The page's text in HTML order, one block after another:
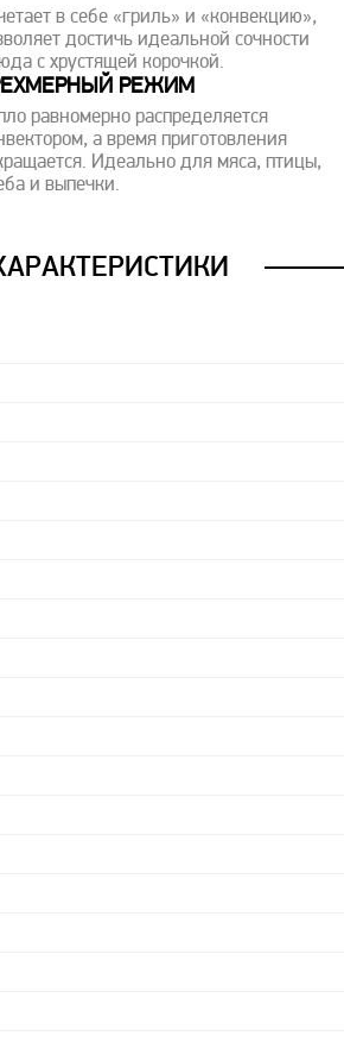
в себе «гриль» и «конвекцию»,
достичь идеальной сочности
с хрустящей корочкой.
РЕЖИМ
равномерно распределяется
а время приготовления
Идеально для мяса, птицы,
и выпечки.